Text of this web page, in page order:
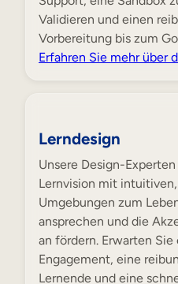
Validieren und einen
Vorbereitung bis zum
Erfahren Sie mehr über
Lerndesign
Unsere Design-
Lernvision mit
Umgebungen zum
ansprechen und die
an fördern. Erwarten Sie
Engagement, eine
Lernende und eine